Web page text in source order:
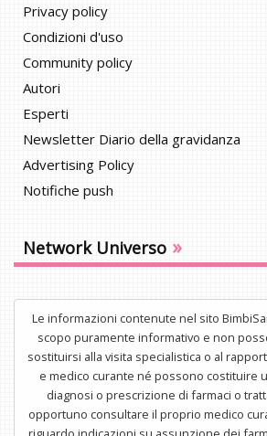
Privacy policy
Condizioni d'uso
Community policy
Autori
Esperti
Newsletter Diario della gravidanza
Advertising Policy
Notifiche push
Network Universo »
Le informazioni contenute nel sito
scopo puramente informativo e non
sostituirsi alla visita specialistica o al
e medico curante né possono costituire
diagnosi o prescrizione di farmaci o
opportuno consultare il proprio medico